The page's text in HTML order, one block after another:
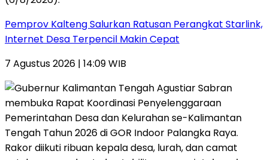
Pemprov Kalteng Salurkan Ratusan Perangkat Starlink,
Internet Desa Terpencil Makin Cepat
7 Agustus 2026 | 14:09 WIB